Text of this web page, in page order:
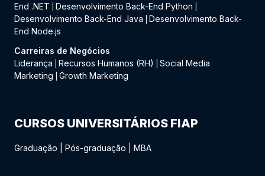
End .NET
Desenvolvimento Back-End Python
Desenvolvimento Back-End Java
Desenvolvimento Back-
End Node.js
Carreiras de Negócios
Liderança
Recursos Humanos (RH)
Social Media
Marketing
Growth Marketing
CURSOS UNIVERSITÁRIOS FIAP
Graduação Pós-graduação MBA